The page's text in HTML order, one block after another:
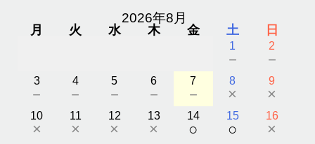
2026年8月
月 火 水 木 金 土 日
1
－
2
－
3
－
4
－
5
－
6
－
7
－
8
×
9
×
10
×
11
×
12
×
13
×
14
○
15
○
16
×